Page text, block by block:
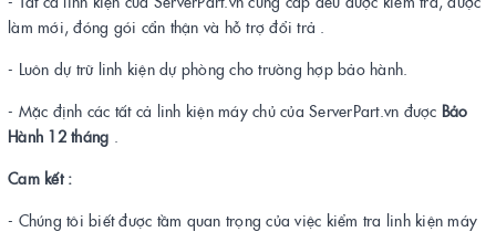
làm mới, đóng gói cẩn thận và hỗ trợ đổi trả .
- Luôn dự trữ linh kiện dự phòng cho trường hợp bảo hành.
- Mặc định các tất cả linh kiện máy chủ của ServerPart.vn được Bảo
Hành 12 tháng
Cam kết :
- Chúng tôi biết được tầm quan trọng của việc kiểm tra linh kiện máy